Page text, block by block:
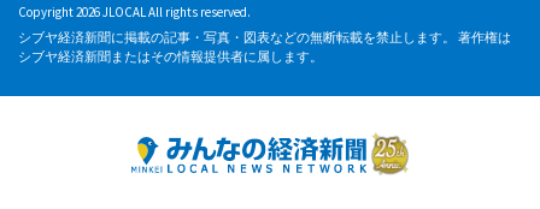
Copyright 2026 JLOCAL All rights reserved.
シブヤ経済新聞に掲載の記事・写真・図表などの無断転載を禁止します。 著作権は
シブヤ経済新聞またはその情報提供者に属します。